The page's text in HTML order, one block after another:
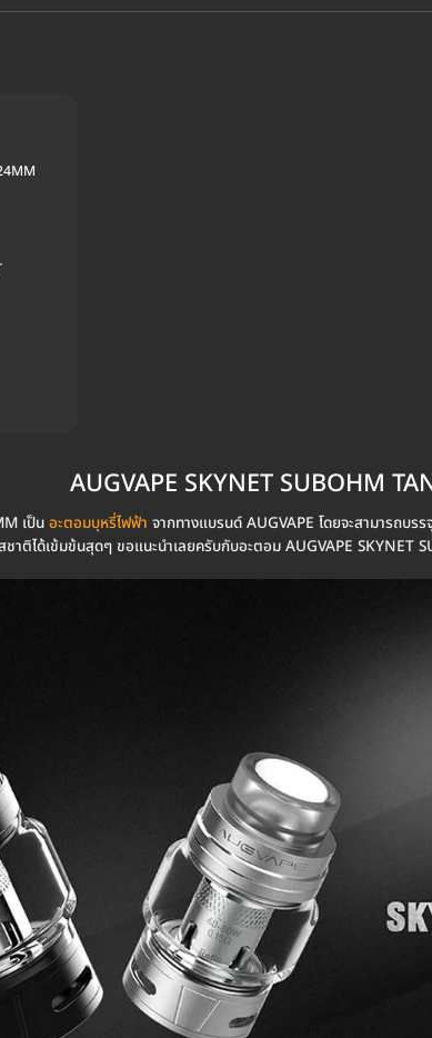
AUGVAPE SKYNET SUBOHM
เป็น อะตอมบุหรี่ไฟฟ้า จากทางแบรนด์ AUGVAPE โดยจะสามารถบร
ชาติได้เข้มข้นสุดๆ ขอแนะนำเลยครับกับอะตอม AUGVAPE